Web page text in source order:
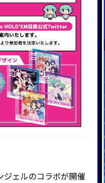
ジェルのコラボが開催